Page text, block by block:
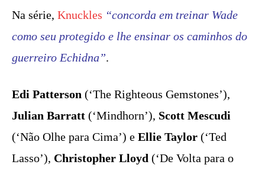
Na série, Knuckles “concorda em treinar Wade
como seu protegido e lhe ensinar os caminhos do
guerreiro Echidna”.
Edi Patterson (‘The Righteous Gemstones’),
Julian Barratt (‘Mindhorn’), Scott Mescudi
(‘Não Olhe para Cima’) e Ellie Taylor (‘Ted
Lasso’), Christopher Lloyd (‘De Volta para o